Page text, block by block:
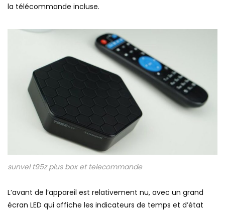
la télécommande incluse.
sunvel t95z plus box et telecommande
L’avant de l’appareil est relativement nu, avec un grand
écran LED qui affiche les indicateurs de temps et d’état